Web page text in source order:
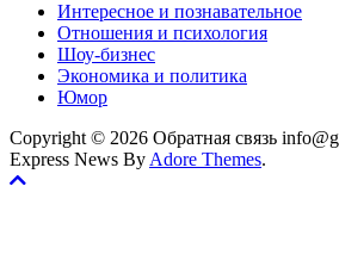
Интересное и познавательное
Отношения и психология
Шоу-бизнес
Экономика и политика
Юмор
Copyright © 2026 Обратная связь
Express News By Adore Themes.